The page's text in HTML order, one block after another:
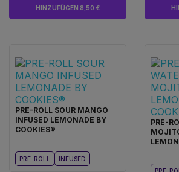
HINZUFÜGEN 8,50 €
PRE-ROLL SOUR MANGO
INFUSED LEMONADE BY
COOKIES®
PRE-ROLL INFUSED
PRE-